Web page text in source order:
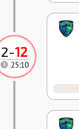
2-12
25:10